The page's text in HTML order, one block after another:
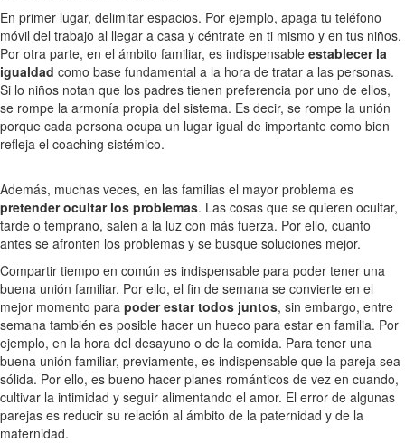
En primer lugar, delimitar espacios. Por ejemplo, apaga tu teléfono
móvil del trabajo al llegar a casa y céntrate en ti mismo y en tus niños.
Por otra parte, en el ámbito familiar, es indispensable establecer la
igualdad como base fundamental a la hora de tratar a las personas.
Si lo niños notan que los padres tienen preferencia por uno de ellos,
se rompe la armonía propia del sistema. Es decir, se rompe la unión
porque cada persona ocupa un lugar igual de importante como bien
refleja el coaching sistémico.
Además, muchas veces, en las familias el mayor problema es
pretender ocultar los problemas. Las cosas que se quieren ocultar,
tarde o temprano, salen a la luz con más fuerza. Por ello, cuanto
antes se afronten los problemas y se busque soluciones mejor.
Compartir tiempo en común es indispensable para poder tener una
buena unión familiar. Por ello, el fin de semana se convierte en el
mejor momento para poder estar todos juntos, sin embargo, entre
semana también es posible hacer un hueco para estar en familia. Por
ejemplo, en la hora del desayuno o de la comida. Para tener una
buena unión familiar, previamente, es indispensable que la pareja sea
sólida. Por ello, es bueno hacer planes románticos de vez en cuando,
cultivar la intimidad y seguir alimentando el amor. El error de algunas
parejas es reducir su relación al ámbito de la paternidad y de la
maternidad.